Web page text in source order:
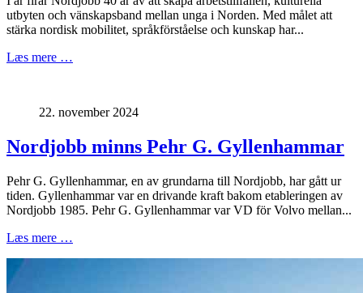
utbyten och vänskapsband mellan unga i Norden. Med målet att
stärka nordisk mobilitet, språkförståelse och kunskap har...
Læs mere …
22. november 2024
Nordjobb minns Pehr G. Gyllenhammar
Pehr G. Gyllenhammar, en av grundarna till Nordjobb, har gått ur
tiden. Gyllenhammar var en drivande kraft bakom etableringen av
Nordjobb 1985. Pehr G. Gyllenhammar var VD för Volvo mellan...
Læs mere …